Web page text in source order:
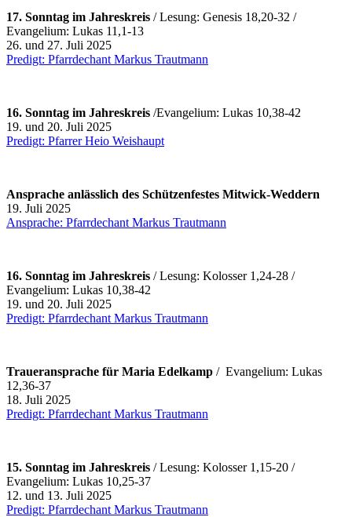
17. Sonntag im Jahreskreis / Lesung: Genesis 18,20-32 /
Evangelium: Lukas 11,1-13
26. und 27. Juli 2025
Predigt: Pfarrdechant Markus Trautmann
16. Sonntag im Jahreskreis /Evangelium: Lukas 10,38-42
19. und 20. Juli 2025
Predigt: Pfarrer Heio Weishaupt
Ansprache anlässlich des Schützenfestes Mitwick-Weddern
19. Juli 2025
Ansprache: Pfarrdechant Markus Trautmann
16. Sonntag im Jahreskreis / Lesung: Kolosser 1,24-28 /
Evangelium: Lukas 10,38-42
19. und 20. Juli 2025
Predigt: Pfarrdechant Markus Trautmann
Traueransprache für Maria Edelkamp / Evangelium: Lukas
12,36-37
18. Juli 2025
Predigt: Pfarrdechant Markus Trautmann
15. Sonntag im Jahreskreis / Lesung: Kolosser 1,15-20 /
Evangelium: Lukas 10,25-37
12. und 13. Juli 2025
Predigt: Pfarrdechant Markus Trautmann